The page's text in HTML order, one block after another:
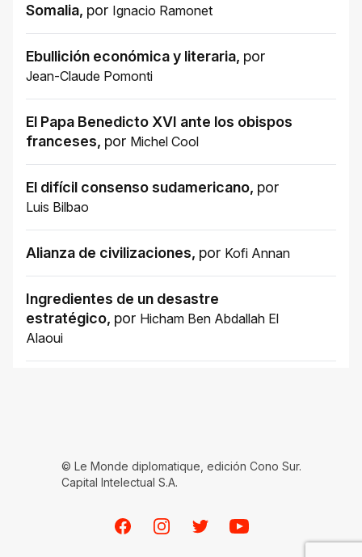
Somalia, por Ignacio Ramonet
Ebullición económica y literaria, por
Jean-Claude Pomonti
El Papa Benedicto XVI ante los obispos
franceses, por Michel Cool
El difícil consenso sudamericano, por
Luis Bilbao
Alianza de civilizaciones, por Kofi Annan
Ingredientes de un desastre
estratégico, por Hicham Ben Abdallah El
Alaoui
© Le Monde diplomatique, edición Cono Sur.
Capital Intelectual S.A.
FacebookInstagramTwitterYoutube